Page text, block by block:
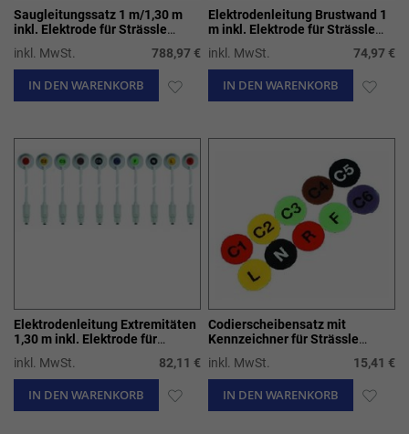
Saugleitungssatz 1 m/1,30 m
inkl. Elektrode für Strässle
Sauganlage
inkl. MwSt. 788,97 €
IN DEN WARENKORB ZUR
Elektrodenleitung Brustwand 1
m inkl. Elektrode für Strässle
Sauganlage
inkl. MwSt. 74,97 €
IN DEN WARENKORB ZUR
Elektrodenleitung Extremitäten
1,30 m inkl. Elektrode für
inkl. MwSt. 82,11 €
IN DEN WARENKORB ZUR
Codierscheibensatz mit
Kennzeichner für Strässle
inkl. MwSt. 15,41 €
IN DEN WARENKORB ZUR